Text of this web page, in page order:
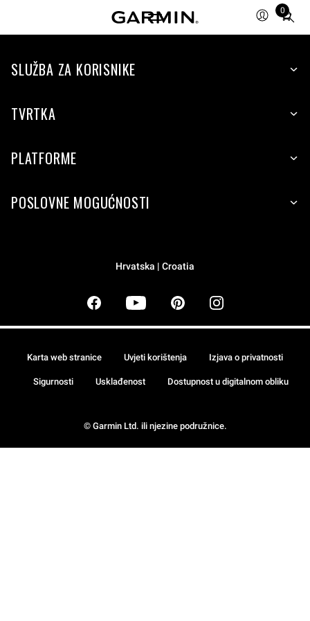
0
Total
items
cart:
SLUŽBA ZA KORISNIKE
TVRTKA
PLATFORME
POSLOVNE MOGUĆNOSTI
Hrvatska | Croatia
© Garmin Ltd. ili njezine podružnice.
Karta web stranice Uvjeti korištenja Izjava o privatnosti
Sigurnosti Usklađenost Dostupnost u digitalnom obliku